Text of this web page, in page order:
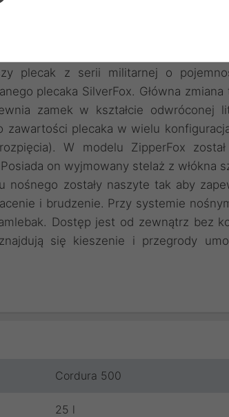
25L Cordura Multicam
plecak z serii militarnej o
plecaka SilverFox. Główna
zamek w kształcie odwróconej
zawartości plecaka w wielu
W modelu ZipperFox
on wyjmowany stelaż z włókna
nośnego zostały naszyte tak aby
i brudzenie. Przy systemie
Dostęp jest od zewnątrz bez
się kieszenie i przegrody
Cordura 500
25 l